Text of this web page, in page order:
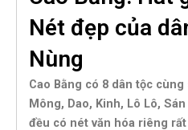
Nét đẹp của
Nùng
Cao Bằng có 8 dân tộc
Mông, Dao, Kinh, Lô Lô,
đều có nét văn hóa riêng